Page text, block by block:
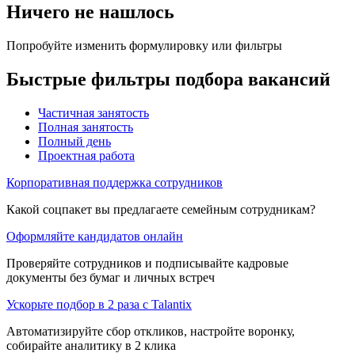
Ничего не нашлось
Попробуйте изменить формулировку или фильтры
Быстрые фильтры подбора вакансий
Частичная занятость
Полная занятость
Полный день
Проектная работа
Корпоративная поддержка сотрудников
Какой соцпакет вы предлагаете семейным сотрудникам?
Оформляйте кандидатов онлайн
Проверяйте сотрудников и подписывайте кадровые
документы без бумаг и личных встреч
Ускорьте подбор в 2 раза с Talantix
Автоматизируйте сбор откликов, настройте воронку,
собирайте аналитику в 2 клика